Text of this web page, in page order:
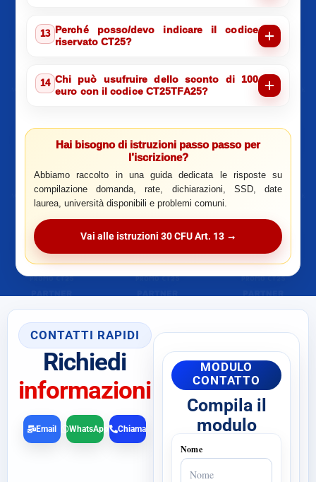
13 Perché posso/devo indicare il codice
riservato CT25?
14 Chi può usufruire dello sconto di 100
euro con il codice CT25TFA25?
Hai bisogno di istruzioni passo passo per
l’iscrizione?
Abbiamo raccolto in una guida dedicata le risposte su
compilazione domanda, rate, dichiarazioni, SSD, date
laurea, università disponibili e problemi comuni.
Vai alle istruzioni 30 CFU Art. 13 →
CONTATTI RAPIDI
Richiedi
informazioni
Chiama
Email WhatsApp
MODULO
CONTATTO
Compila il
modulo
Nome